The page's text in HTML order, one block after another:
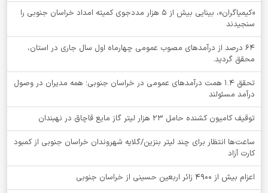
«کیمیاگران»، بینایی بیش از ۵ هزار مددجوی کمیته امداد خراسان جنوبی را
سنجیدند
64 درصد از درآمدهای مصوب عمومی چهارماه اول سال جاری در استان،
محقق گردید.
تحقق ۱.۴ همت درآمدهای عمومی در خراسان جنوبی؛ همه مدیران در وصول
درآمد مسئولند
توقيف کامیون کشنده حامل 23 هزار لیتر گاز مایع قاچاق در نهبندان
ساعت‌ها انتظار برای چند لیتر بنزین/گلایه شهروندان خراسان جنوبی از کمبود
کارت آزاد
اعزام بیش از 4900 زائر اربعین حسینی از خراسان جنوبی